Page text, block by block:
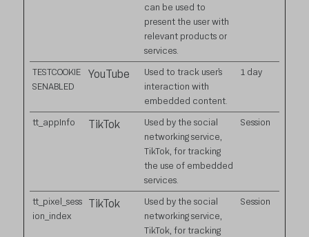
can be used to
present the user with
relevant products or
services.
TESTCOOKIE
SENABLED
YouTube
Used to track user’s
interaction with
embedded content.
1 day
tt_appInfo TikTok
Used by the social
networking service,
TikTok, for tracking
the use of embedded
services.
Session
tt_pixel_sess
ion_index
TikTok
Used by the social
networking service,
TikTok, for tracking
Session